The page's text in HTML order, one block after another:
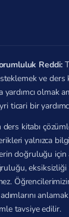
Reddi:
ve
yardımcı olmak
ticari bir
kitabı
yalnızca
doğruluğu
eksiksizliği
tavsiye edilir.